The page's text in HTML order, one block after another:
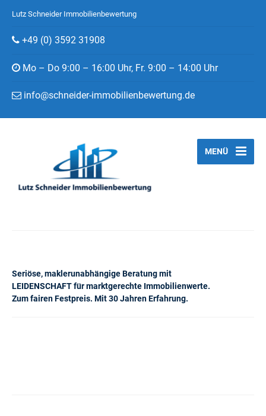
Lutz Schneider Immobilienbewertung
+49 (0) 3592 31908
Mo – Do 9:00 – 16:00 Uhr, Fr. 9:00 – 14:00 Uhr
info@schneider-immobilienbewertung.de
Seriöse, maklerunabhängige Beratung mit
LEIDENSCHAFT für marktgerechte Immobilienwerte.
Zum fairen Festpreis. Mit 30 Jahren Erfahrung.
MENÜ